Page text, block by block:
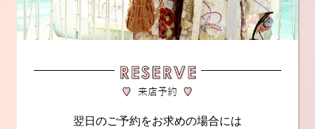
翌日のご予約をお求めの場合には